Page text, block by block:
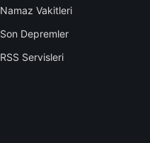
Namaz Vakitleri
Son Depremler
RSS Servisleri